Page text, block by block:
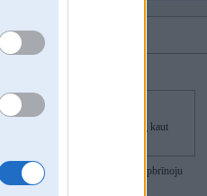
nulle, ka viņiem tik ļoti vajag kaut
tā salasās no dažiem tūkstoši,apbrīnoju